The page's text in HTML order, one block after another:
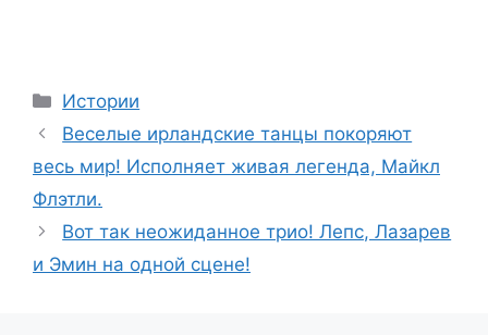
Categories
Истории
Веселые ирландские танцы покоряют
весь мир! Исполняет живая легенда, Майкл
Флэтли.
Вот так неожиданное трио! Лепс, Лазарев
и Эмин на одной сцене!